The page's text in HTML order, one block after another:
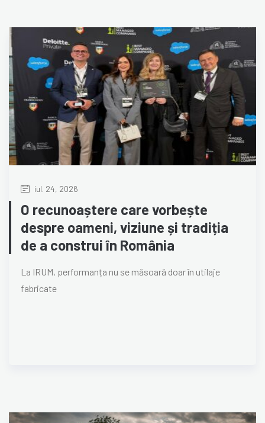
iul. 24, 2026
O recunoaștere care vorbește
despre oameni, viziune și tradiția
de a construi în România
La IRUM, performanța nu se măsoară doar în utilaje
fabricate